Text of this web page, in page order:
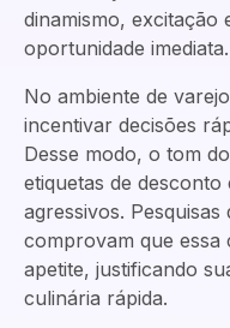
dinamismo, excitação
oportunidade imediata.
No ambiente de
incentivar decisões
Desse modo, o tom
etiquetas de
agressivos.
comprovam que essa
apetite, justificando
culinária rápida.